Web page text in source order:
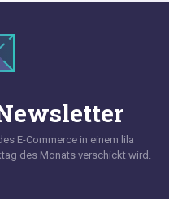
E-Commerce in einem lila
des Monats verschickt wird.